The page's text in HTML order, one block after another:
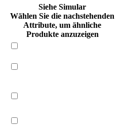
Siehe Simular
Wählen Sie die nachstehenden
Attribute, um ähnliche
Produkte anzuzeigen